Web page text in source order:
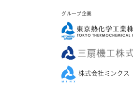
グループ企業